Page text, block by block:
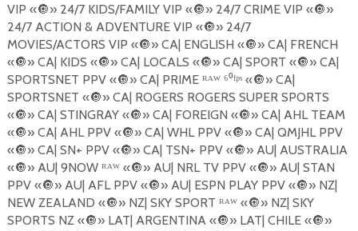
VIP «🔘» 24/7 KIDS/FAMILY VIP «🔘» 24/7 CRIME VIP «🔘»
24/7 ACTION & ADVENTURE VIP «🔘» 24/7
MOVIES/ACTORS VIP «🔘» CA| ENGLISH «🔘» CA| FRENCH
«🔘» CA| KIDS «🔘» CA| LOCALS «🔘» CA| SPORT «🔘» CA|
SPORTSNET PPV «🔘» CA| PRIME ᴿᴬᵂ ⁶⁰ᶠᵖˢ «🔘» CA|
SPORTSNET «🔘» CA| ROGERS ROGERS SUPER SPORTS
«🔘» CA| STINGRAY «🔘» CA| FOREIGN «🔘» CA| AHL TEAM
«🔘» CA| AHL PPV «🔘» CA| WHL PPV «🔘» CA| QMJHL PPV
«🔘» CA| SN+ PPV «🔘» CA| TSN+ PPV «🔘» AU| AUSTRALIA
«🔘» AU| 9NOW ᴿᴬᵂ «🔘» AU| NRL TV PPV «🔘» AU| STAN
PPV «🔘» AU| AFL PPV «🔘» AU| ESPN PLAY PPV «🔘» NZ|
NEW ZEALAND «🔘» NZ| SKY SPORT ᴿᴬᵂ «🔘» NZ| SKY
SPORTS NZ «🔘» LAT| ARGENTINA «🔘» LAT| CHILE «🔘»